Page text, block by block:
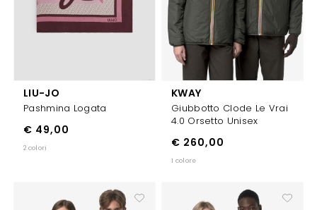
LIU-JO
Pashmina Logata
€ 49,00
2 colori
KWAY
Giubbotto Clode Le Vrai
4.0 Orsetto Unisex
€ 260,00
1 colore